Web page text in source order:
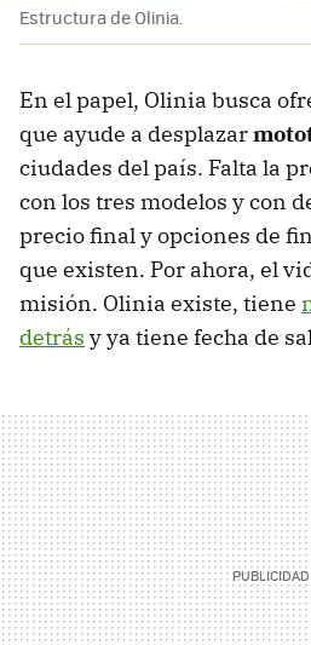
Estructura de Olinia.
En el papel, Olinia busca
que ayude a desplazar
ciudades del país. Falta la
con los tres modelos y con
precio final y opciones de
que existen. Por ahora, el
misión. Olinia existe, tiene
detrás y ya tiene fecha de